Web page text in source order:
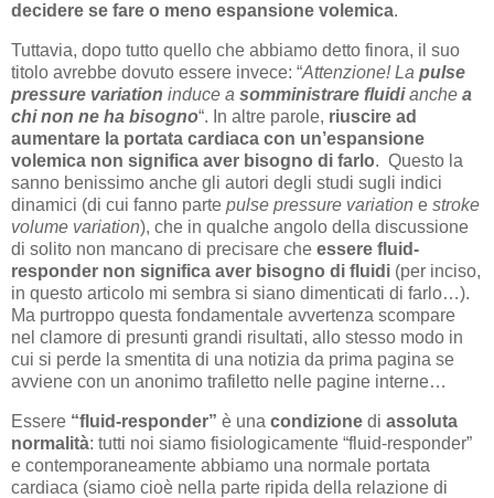
decidere se fare o meno espansione volemica.
Tuttavia, dopo tutto quello che abbiamo detto finora, il suo
titolo avrebbe dovuto essere invece: “Attenzione! La pulse
pressure variation induce a somministrare fluidianche a
chi non ne ha bisogno“. In altre parole, riuscire ad
aumentare la portata cardiaca con un’espansione
volemica non significa aver bisogno di farlo. Questo la
sanno benissimo anche gli autori degli studi sugli indici
dinamici (di cui fanno parte pulse pressure variation e stroke
volume variation), che in qualche angolo della discussione
di solito non mancano di precisare che essere fluid-
responder non significa aver bisogno di fluidi (per inciso,
in questo articolo mi sembra si siano dimenticati di farlo…).
Ma purtroppo questa fondamentale avvertenza scompare
nel clamore di presunti grandi risultati, allo stesso modo in
cui si perde la smentita di una notizia da prima pagina se
avviene con un anonimo trafiletto nelle pagine interne…
Essere “fluid-responder” è una condizione di assoluta
normalità: tutti noi siamo fisiologicamente “fluid-responder”
e contemporaneamente abbiamo una normale portata
cardiaca (siamo cioè nella parte ripida della relazione di